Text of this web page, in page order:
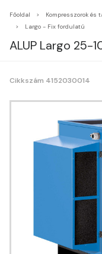
Főoldal Kompresszorok és
Largo - Fix fordulatú
ALUP Largo 25-
Cikkszám 4152030014